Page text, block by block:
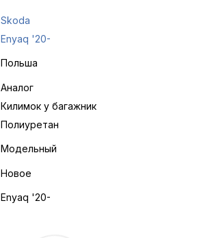
Skoda
Enyaq '20-
Польша
Аналог
Килимок у багажник
Полиуретан
Модельный
Новое
Enyaq '20-